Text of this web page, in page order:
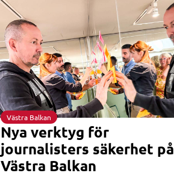
Västra Balkan
Nya verktyg för
journalisters säkerhet på
Västra Balkan